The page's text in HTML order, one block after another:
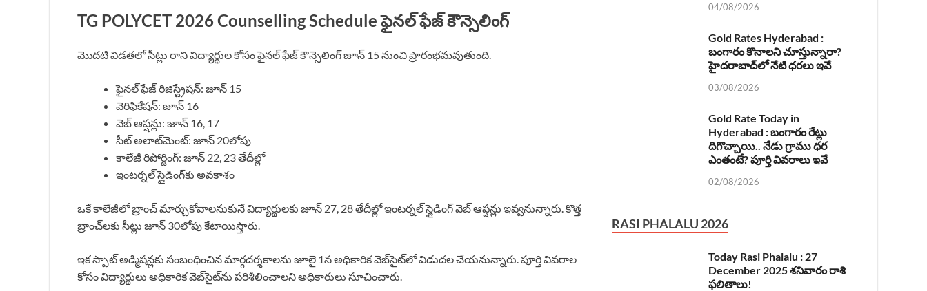
TG POLYCET 2026 Counselling Schedule ఫైనల్ ఫేజ్ కౌన్సెలింగ్
మొదటి విడతలో సీట్లు రాని విద్యార్థుల కోసం ఫైనల్ ఫేజ్ కౌన్సెలింగ్ జూన్ 15 నుంచి ప్రారంభమవుతుంది.
ఫైనల్ ఫేజ్ రిజిస్ట్రేషన్: జూన్ 15
వెరిఫికేషన్: జూన్ 16
వెబ్ ఆప్షన్లు: జూన్ 16, 17
సీట్ అలాట్‌మెంట్: జూన్ 20లోపు
కాలేజీ రిపోర్టింగ్: జూన్ 22, 23 తేదీల్లో
ఇంటర్నల్ స్లైడింగ్‌కు అవకాశం
ఒకే కాలేజీలో బ్రాంచ్ మార్చుకోవాలనుకునే విద్యార్థులకు జూన్ 27, 28 తేదీల్లో ఇంటర్నల్ స్లైడింగ్ వెబ్ ఆప్షన్లు ఇవ్వనున్నారు. కొత్త
బ్రాంచ్‌లకు సీట్లు జూన్ 30లోపు కేటాయిస్తారు.
ఇక స్పాట్ అడ్మిషన్లకు సంబంధించిన మార్గదర్శకాలను జూలై 1న అధికారిక వెబ్‌సైట్‌లో విడుదల చేయనున్నారు. పూర్తి వివరాల
కోసం విద్యార్థులు అధికారిక వెబ్‌సైట్‌ను పరిశీలించాలని అధికారులు సూచించారు.
04/08/2026
Gold Rates Hyderabad :
బంగారం కొనాలని చూస్తున్నారా?
హైదరాబాద్‌లో నేటి ధరలు ఇవే
03/08/2026
Gold Rate Today in
Hyderabad : బంగారం రేట్లు
దిగొచ్చాయి.. నేడు గ్రాము ధర
ఎంతంటే? పూర్తి వివరాలు ఇవే
02/08/2026
RASI PHALALU 2026
Today Rasi Phalalu : 27
December 2025 శనివారం రాశి
ఫలితాలు!